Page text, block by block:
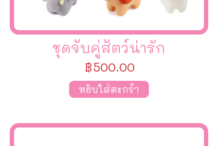
ชุดจับคู่สัตว์น่ารัก
฿500.00
หยิบใส่ตะกร้า